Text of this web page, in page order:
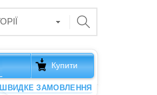
Купити
ШВИДКЕ ЗАМОВЛЕННЯ